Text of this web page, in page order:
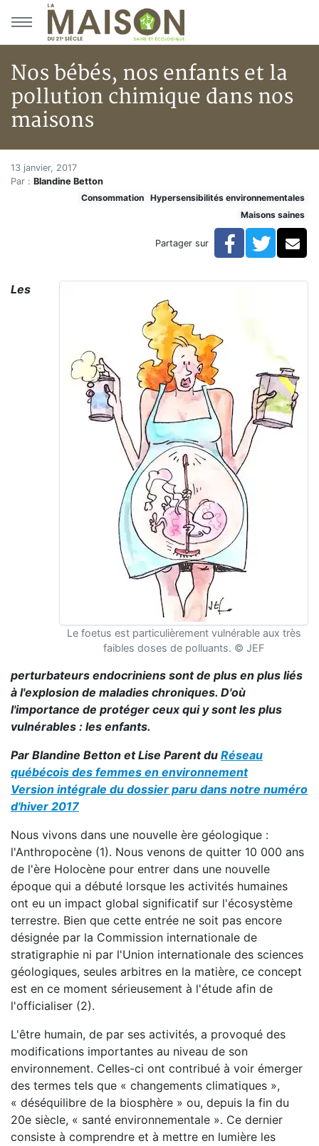
Aller au menu principal
Aller au contenu principal
Nos bébés, nos enfants et la
pollution chimique dans nos
maisons
Accueil
Articles
Maisons saines
Nos bébés, nos enfants et la pollution chimique dans
Nos bébés, nos enfants et la
13 janvier, 2017
Par : Blandine Betton
Consommation
Hypersensibilités environnementales
Maisons saines
Partager sur Facebook
Le foetus est particulièrement vulnérable aux très
faibles doses de polluants. © JEF
Les
perturbateurs endocriniens sont de plus en plus liés
à l'explosion de maladies chroniques. D'où
l'importance de protéger ceux qui y sont les plus
vulnérables : les enfants.
Par Blandine Betton et Lise Parent du Réseau
québécois des femmes en environnement
Version intégrale du dossier paru dans notre numéro
d'hiver 2017
Nous vivons dans une nouvelle ère géologique :
l'Anthropocène (1). Nous venons de quitter 10 000 ans
de l'ère Holocène pour entrer dans une nouvelle
époque qui a débuté lorsque les activités humaines
ont eu un impact global significatif sur l'écosystème
terrestre. Bien que cette entrée ne soit pas encore
désignée par la Commission internationale de
stratigraphie ni par l'Union internationale des sciences
géologiques, seules arbitres en la matière, ce concept
est en ce moment sérieusement à l'étude afin de
l'officialiser (2).
L'être humain, de par ses activités, a provoqué des
modifications importantes au niveau de son
environnement. Celles-ci ont contribué à voir émerger
des termes tels que « changements climatiques »,
« déséquilibre de la biosphère » ou, depuis la fin du
20e siècle, « santé environnementale ». Ce dernier
consiste à comprendre et à mettre en lumière les